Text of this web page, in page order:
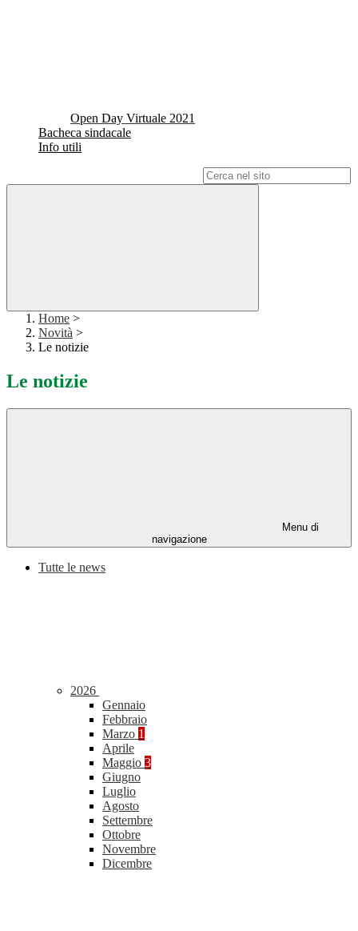
Open Day Virtuale 2021
Bacheca sindacale
Info utili
Home >
Novità >
Le notizie
Le notizie
Menu di
navigazione
Tutte le news
2026
Gennaio
Febbraio
Marzo 1
Aprile
Maggio 3
Giugno
Luglio
Agosto
Settembre
Ottobre
Novembre
Dicembre